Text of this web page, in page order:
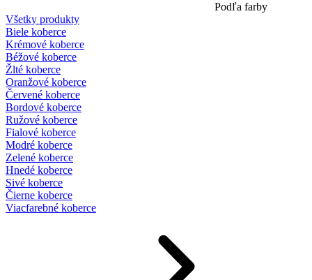
Podľa farby
Všetky produkty
Biele koberce
Krémové koberce
Béžové koberce
Žlté koberce
Oranžové koberce
Červené koberce
Bordové koberce
Ružové koberce
Fialové koberce
Modré koberce
Zelené koberce
Hnedé koberce
Sivé koberce
Čierne koberce
Viacfarebné koberce